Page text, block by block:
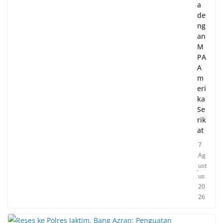
a
de
ng
an
M
PA
A
m
eri
ka
Se
rik
at
7
Ag
ust
us
20
26